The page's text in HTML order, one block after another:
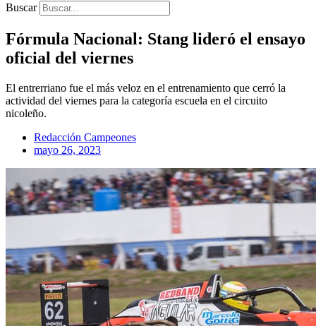
Buscar
Fórmula Nacional: Stang lideró el ensayo
oficial del viernes
El entrerriano fue el más veloz en el entrenamiento que cerró la
actividad del viernes para la categoría escuela en el circuito
nicoleño.
Redacción Campeones
mayo 26, 2023